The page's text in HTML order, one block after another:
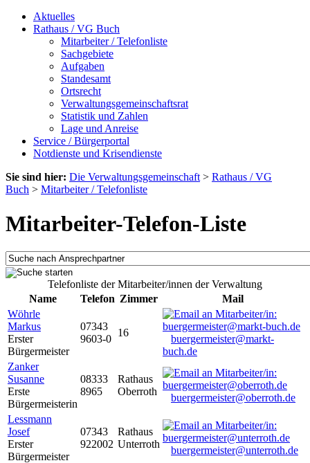
Aktuelles
Rathaus / VG Buch
Mitarbeiter / Telefonliste
Sachgebiete
Aufgaben
Standesamt
Ortsrecht
Verwaltungsgemeinschaftsrat
Statistik und Zahlen
Lage und Anreise
Service / Bürgerportal
Notdienste und Krisendienste
Sie sind hier: Die Verwaltungsgemeinschaft > Rathaus / VG
Buch > Mitarbeiter / Telefonliste
Mitarbeiter-Telefon-Liste
Telefonliste der Mitarbeiter/innen der Verwaltung
Name
Telefon Zimmer
Mail
Wöhrle
Markus
Erster
Bürgermeister
07343
9603-0
16
buergermeister@markt-
buch.de
Zanker
Susanne
Erste
Bürgermeisterin
08333
8965
Rathaus
Oberroth
buergermeister@oberroth.de
Lessmann
Josef
Erster
Bürgermeister
07343
922002
Rathaus
Unterroth
buergermeister@unterroth.de